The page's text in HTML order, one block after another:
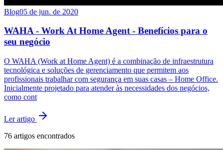
Blog05 de jun. de 2020
WAHA - Work At Home Agent - Benefícios para o
seu negócio
O WAHA (Work at Home Agent) é a combinação de infraestrutura
tecnológica e soluções de gerenciamento que permitem aos
profissionais trabalhar com segurança em suas casas – Home Office.
Inicialmente projetado para atender às necessidades dos negócios,
como cont
Ler artigo
76 artigos encontrados